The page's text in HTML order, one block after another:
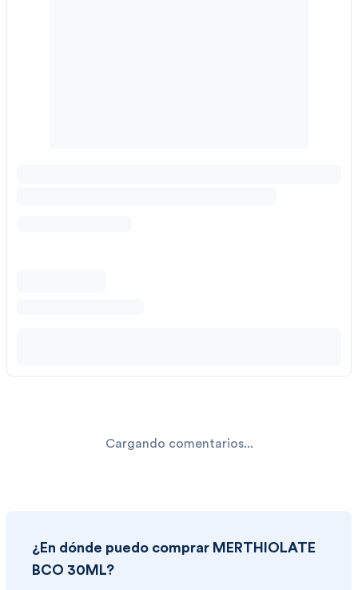
Cargando comentarios...
¿En dónde puedo comprar MERTHIOLATE
BCO 30ML?